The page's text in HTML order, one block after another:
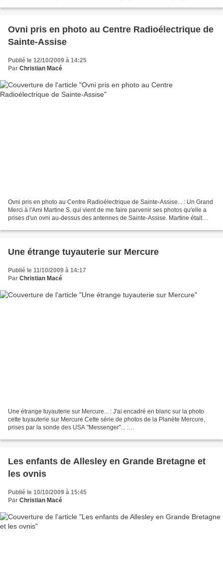
Ovni pris en photo au Centre Radioélectrique de
Sainte-Assise
Publié le 12/10/2009 à 14:25
Par Christian Macé
Ovni pris en photo au Centre Radioélectrique de Sainte-Assise... : Un Grand
Merci à l'Ami Martine S. qui vient de me faire parvenir ses photos qu'elle a
prises d'un ovni au-dessus des antennes de Sainte-Assise. Martine était
Une étrange tuyauterie sur Mercure
Publié le 11/10/2009 à 14:17
Par Christian Macé
Une étrange tuyauterie sur Mercure... : J'ai encadré en blanc sur la photo
cette tuyauterie sur Mercure Cette série de photos de la Planète Mercure,
prises par la sonde des USA "Messenger"... :
_coll_archive_2.html...
Les enfants de Allesley en Grande Bretagne et
les ovnis
Publié le 10/10/2009 à 15:45
Par Christian Macé